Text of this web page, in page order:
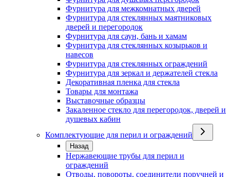
Фурнитура для межкомнатных дверей
Фурнитура для стеклянных маятниковых
дверей и перегородок
Фурнитура для саун, бань и хамам
Фурнитура для стеклянных козырьков и
навесов
Фурнитура для стеклянных ограждений
Фурнитура для зеркал и держателей стекла
Декоративная пленка для стекла
Товары для монтажа
Выставочные образцы
Закаленное стекло для перегородок, дверей и
душевых кабин
Комплектующие для перил и ограждений
Назад
Нержавеющие трубы для перил и
ограждений
Отводы, повороты, соединители поручней и